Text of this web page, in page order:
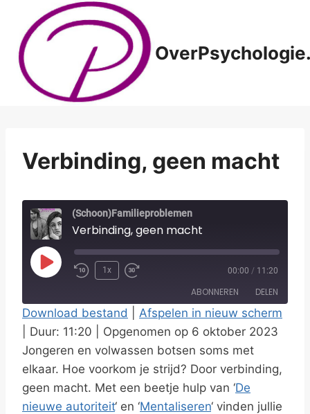
Doorgaan
inhoud
Verbinding, geen macht
(Schoon)Familieproblemen
Verbinding, geen macht
P
a
y
E
p
i
s
1x 00:00 / 11:20
ABONNEREN DELEN
DELEN
LINK
EMBED
Download bestand
Afspelen in nieuw scherm
Duur: 11:20
Opgenomen op 6 oktober 2023
Jongeren en volwassen botsen soms met
elkaar. Hoe voorkom je strijd? Door verbinding,
geen macht. Met een beetje hulp van ‘De
nieuwe autoriteit‘ en ‘Mentaliseren‘ vinden jullie